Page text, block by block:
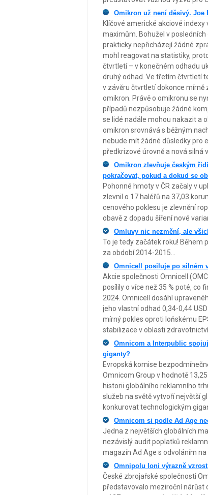
Omikron už není děsivý. Joe
Klíčové americké akciové
maximům. Bohužel v
prakticky nepřicházejí žádné
mohl reagovat na statistiky,
čtvrtletí – v konečném odhadu
druhý odhad. Ve třetím čtvrtletí
v závěru čtvrtletí dokonce mírně
omikron. Právě o omikronu se
případů nezpůsobuje žádné
se lidé nadále mohou nakazit a
omikron srovnává s běžným
nebude mít žádné důsledky pro
předkrizové úrovně a nová silná
Omikron zlevňuje českým
pokračovat, pokud a dokud se
Pohonné hmoty v ČR začaly v
zlevnil o 17 haléřů na 37,03
cenového poklesu je zlevnění
obavě z dopadu šíření nové
Omluvy nic nezmění, ale
To je tedy začátek roku! Během
za období 2014-2015...
Omnicell posiluje po silném
Akcie společnosti Omnicell
posílily o více než 35 % poté, co
2024. Omnicell dosáhl
jeho vlastní odhad 0,34-0,44
mírný pokles oproti loňskému
stabilizace v oblasti
Omnicom a Interpublic
giganty?
Evropská komise
Omnicom Group v hodnotě
historii globálního reklamního
služeb na světě vytvoří největší
konkurovat technologickým
Omnicom si podle Ad Age
Jedna z největších globálních
nezávislý audit poplatků
magazín Ad Age s odvoláním
Omnipolu loni výrazně
České zbrojařské společnosti
představovalo meziroční nárůst